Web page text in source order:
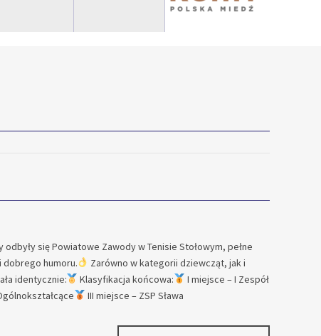
się Powiatowe Zawody w Tenisie Stołowym, pełne
humoru.
Zarówno w kategorii dziewcząt, jak i
identycznie:
Klasyfikacja końcowa:
I miejsce – I Zespół
III miejsce – ZSP Sława